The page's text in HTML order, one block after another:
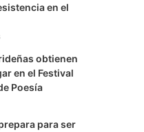
en el
obtienen
en el Festival
Poesía
para ser